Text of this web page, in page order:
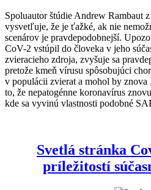
Spoluautor štúdie Andrew Rambaut
vysvetľuje, že je ťažké, ak nie
scenárov je pravdepodobnejší.
CoV-2 vstúpil do človeka v jeho
zvieracieho zdroja, zvyšuje sa
pretože kmeň vírusu spôsobujúci
v populácii zvierat a mohol by
to, že nepatogénne koronavírus
kde sa vyvinú vlastnosti podobné
Svetlá stránka
príležitostí